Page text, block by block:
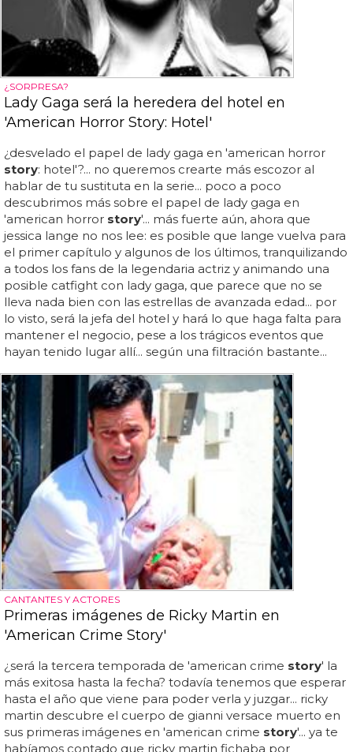
¿SORPRESA?
Lady Gaga será la heredera del hotel en
'American Horror Story: Hotel'
¿desvelado el papel de lady gaga en 'american horror
story: hotel'?... no queremos crearte más escozor al
hablar de tu sustituta en la serie... poco a poco
descubrimos más sobre el papel de lady gaga en
'american horror story'... más fuerte aún, ahora que
jessica lange no nos lee: es posible que lange vuelva para
el primer capítulo y algunos de los últimos, tranquilizando
a todos los fans de la legendaria actriz y animando una
posible catfight con lady gaga, que parece que no se
lleva nada bien con las estrellas de avanzada edad... por
lo visto, será la jefa del hotel y hará lo que haga falta para
mantener el negocio, pese a los trágicos eventos que
hayan tenido lugar allí... según una filtración bastante...
CANTANTES Y ACTORES
Primeras imágenes de Ricky Martin en
'American Crime Story'
¿será la tercera temporada de 'american crime story' la
más exitosa hasta la fecha? todavía tenemos que esperar
hasta el año que viene para poder verla y juzgar... ricky
martin descubre el cuerpo de gianni versace muerto en
sus primeras imágenes en 'american crime story'... ya te
habíamos contado que ricky martin fichaba por